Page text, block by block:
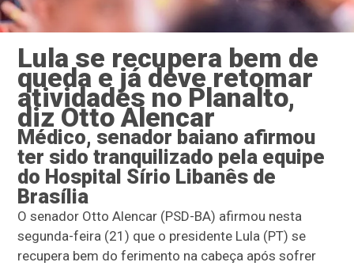
Lula se recupera bem de
queda e já deve retomar
atividades no Planalto,
diz Otto Alencar
Médico, senador baiano afirmou
ter sido tranquilizado pela equipe
do Hospital Sírio Libanês de
Brasília
O senador Otto Alencar (PSD-BA) afirmou nesta
segunda-feira (21) que o presidente Lula (PT) se
recupera bem do ferimento na cabeça após sofrer